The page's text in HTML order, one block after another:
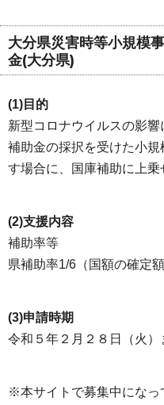
大分県災害時等小規模
金(大分県)
(1)目的
新型コロナウイルスの影
補助金の採択を受けた小
す場合に、国庫補助に上乗
(2)支援内容
補助率等
県補助率1/6（国額の確定
(3)申請時期
令和５年２月２８日（火）
※本サイトで募集中になっ